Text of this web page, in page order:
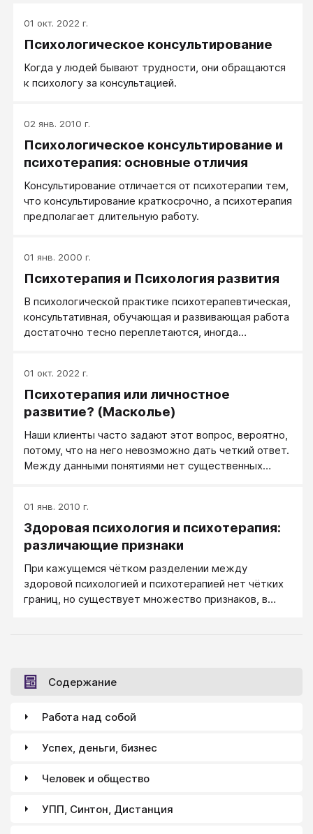
01 окт. 2022 г.
Психологическое консультирование
Когда у людей бывают трудности, они обращаются
к психологу за консультацией.
02 янв. 2010 г.
Психологическое консультирование и
психотерапия: основные отличия
Консультирование отличается от психотерапии тем,
что консультирование краткосрочно, а психотерапия
предполагает длительную работу.
01 янв. 2000 г.
Психотерапия и Психология развития
В психологической практике психотерапевтическая,
консультативная, обучающая и развивающая работа
достаточно тесно переплетаются, иногда
01 окт. 2022 г.
Психотерапия или личностное
развитие? (Масколье)
Наши клиенты часто задают этот вопрос, вероятно,
потому, что на него невозможно дать четкий ответ.
Между данными понятиями нет существенных
происходит и то и другое. Я проводил трехдневный
семинар под названием «Гештальт и видео». Во
время работы каждому участ­нику предлагалось
таким образом осознать различные проявления
своего бытия в мире. Камера у меня в руках, от нее
протянут к телевизору десятиметровый кабель, что
01 янв. 2010 г.
Здоровая психология и психотерапия:
различающие признаки
При кажущемся чётком разделении между
здоровой психологией и психотерапией нет чётких
границ, но существует множество признаков, в
Содержание
Работа над собой
Успех, деньги, бизнес
Человек и общество
УПП, Синтон, Дистанция